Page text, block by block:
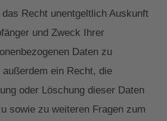
Recht unentgeltlich Auskunft
und Zweck Ihrer
Daten zu
ein Recht, die
oder Löschung dieser Daten
sowie zu weiteren Fragen zum